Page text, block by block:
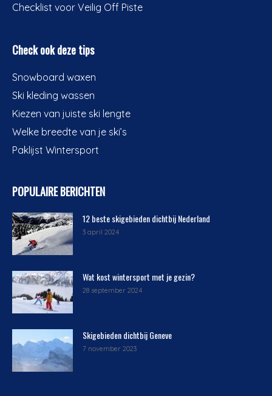
Checklist voor Veilig Off Piste
Check ook deze tips
Snowboard waxen
Ski kleding wassen
Kiezen van juiste ski lengte
Welke breedte van je ski’s
Paklijst Wintersport
POPULAIRE BERICHTEN
12 beste skigebieden dichtbij Nederland
3 april 2024
Wat kost wintersport met je gezin?
28 september 2024
Skigebieden dichtbij Geneve
7 november 2023